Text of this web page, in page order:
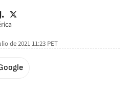
twitter
de 2021 11:23 PET